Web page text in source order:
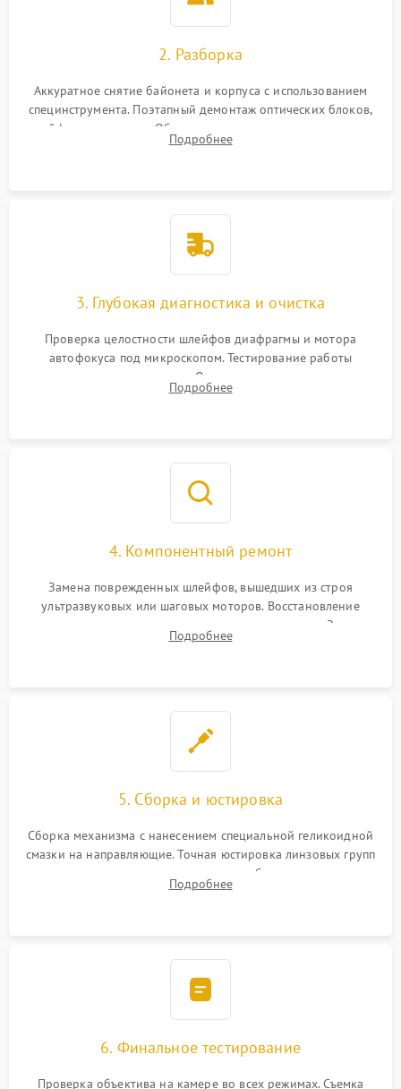
2. Разборка
Аккуратное снятие байонета и корпуса с использованием
специнструмента. Поэтапный демонтаж оптических блоков,
шлейфов и приводов. Обязательная маркировка положения
линзовых групп для сохранения заводской центровки при
Подробнее
3. Глубокая диагностика и очистка
Проверка целостности шлейфов диафрагмы и мотора
автофокуса под микроскопом. Тестирование работы
электромагнитного привода. Очистка оптических элементов
от пыли, следов влаги и грибка спецрастворами без
Подробнее
4. Компонентный ремонт
Замена поврежденных шлейфов, вышедших из строя
ультразвуковых или шаговых моторов. Восстановление
геометрии направляющих при заклинивании зума. Замена
неисправного блока диафрагмы, датчиков положения или
Подробнее
5. Сборка и юстировка
Сборка механизма с нанесением специальной геликоидной
смазки на направляющие. Точная юстировка линзовых групп
программным или механическим способом для устранения
бэк
Подробнее
6. Финальное тестирование
Проверка объектива на камере во всех режимах. Съемка